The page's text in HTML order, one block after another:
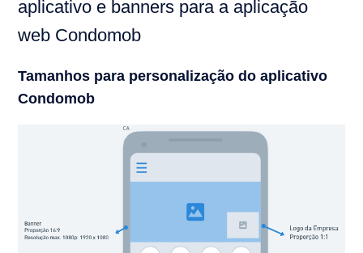
aplicativo e banners para a aplicação
web Condomob
Tamanhos para personalização do aplicativo
Condomob